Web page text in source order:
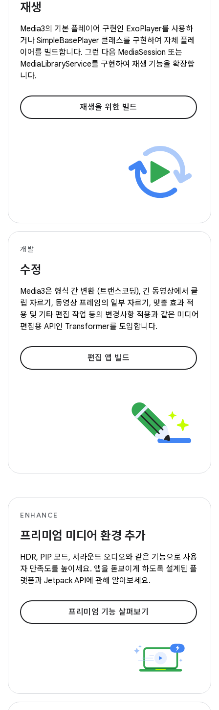
재생
Media3의 기본 플레이어 구현인 ExoPlayer를 사용하
거나 SimpleBasePlayer 클래스를 구현하여 자체 플레
이어를 빌드합니다. 그런 다음 MediaSession 또는
MediaLibraryService를 구현하여 재생 기능을 확장합
니다.
재생을 위한 빌드
개발
수정
Media3은 형식 간 변환 (트랜스코딩), 긴 동영상에서 클
립 자르기, 동영상 프레임의 일부 자르기, 맞춤 효과 적
용 및 기타 편집 작업 등의 변경사항 적용과 같은 미디어
편집용 API인 Transformer를 도입합니다.
편집 앱 빌드
ENHANCE
프리미엄 미디어 환경 추가
HDR, PIP 모드, 서라운드 오디오와 같은 기능으로 사용
자 만족도를 높이세요. 앱을 돋보이게 하도록 설계된 플
랫폼과 Jetpack API에 관해 알아보세요.
프리미엄 기능 살펴보기